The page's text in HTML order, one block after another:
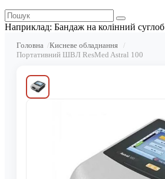
Наприклад: Бандаж на колінний суглоб
Головна
Кисневе обладнання
Портативний ШВЛ ResMed Astral 100